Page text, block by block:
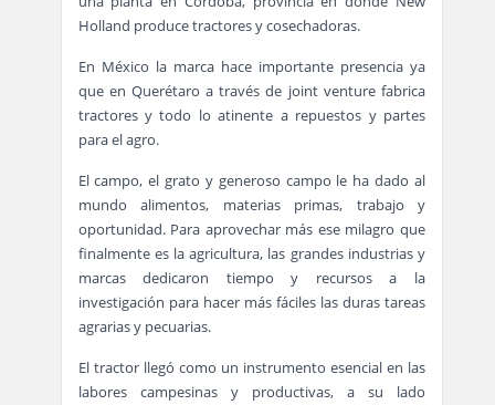
Holland produce tractores y cosechadoras.
En México la marca hace importante presencia ya
que en Querétaro a través de joint venture fabrica
tractores y todo lo atinente a repuestos y partes
para el agro.
El campo, el grato y generoso campo le ha dado al
mundo alimentos, materias primas, trabajo y
oportunidad. Para aprovechar más ese milagro que
finalmente es la agricultura, las grandes industrias y
marcas dedicaron tiempo y recursos a la
investigación para hacer más fáciles las duras tareas
agrarias y pecuarias.
El tractor llegó como un instrumento esencial en las
labores campesinas y productivas, a su lado